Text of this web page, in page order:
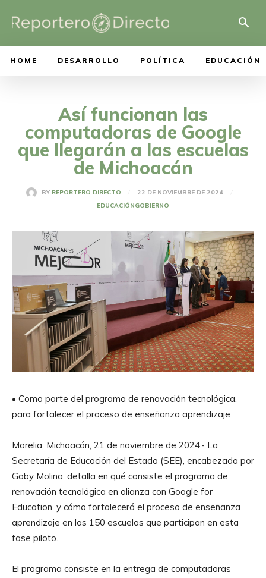
HOME DESARROLLO POLÍTICA EDUCACIÓN
Así funcionan las
computadoras de Google
que llegarán a las escuelas
de Michoacán
BY REPORTERO DIRECTO
22 DE NOVIEMBRE DE 2024
EDUCACIÓNGOBIERNO
• Como parte del programa de renovación tecnológica,
para fortalecer el proceso de enseñanza aprendizaje
Morelia, Michoacán, 21 de noviembre de 2024.- La
Secretaría de Educación del Estado (SEE), encabezada por
Gaby Molina, detalla en qué consiste el programa de
renovación tecnológica en alianza con Google for
Education, y cómo fortalecerá el proceso de enseñanza
aprendizaje en las 150 escuelas que participan en esta
fase piloto.
El programa consiste en la entrega de computadoras